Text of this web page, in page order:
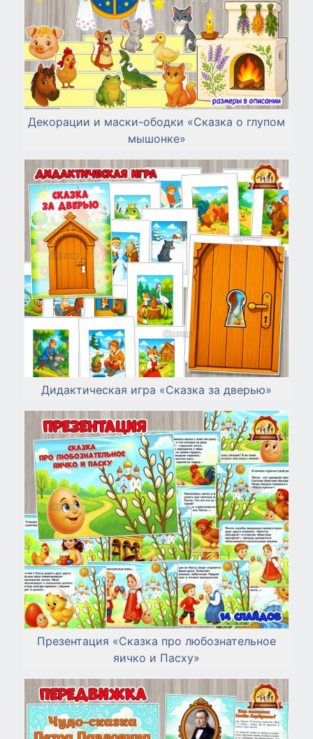
Декорации и маски-ободки «Сказка о глупом
мышонке»
Дидактическая игра «Сказка за дверью»
Презентация «Сказка про любознательное
яичко и Пасху»